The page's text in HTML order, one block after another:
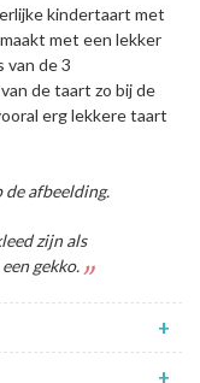
kindertaart met
met een lekker
van de 3
de taart zo bij de
erg lekkere taart
de afbeelding.
+
+
zijn als
gekko.